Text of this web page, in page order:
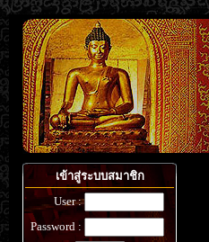
เข้าสู่ระบบสมาชิก
User :
Password :